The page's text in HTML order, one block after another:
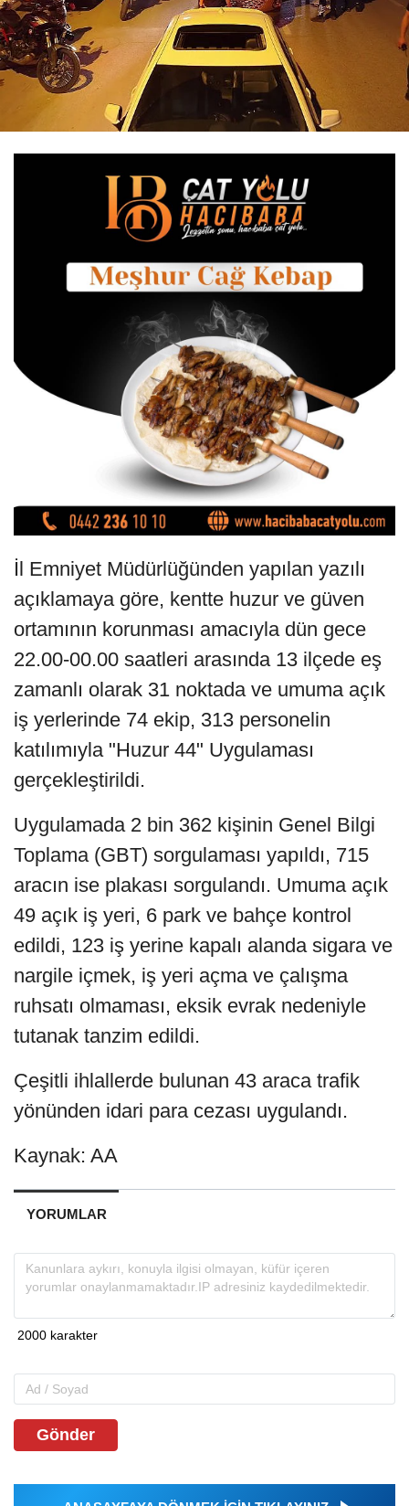
İl Emniyet Müdürlüğünden yapılan yazılı
açıklamaya göre, kentte huzur ve güven
ortamının korunması amacıyla dün gece
22.00-00.00 saatleri arasında 13 ilçede eş
zamanlı olarak 31 noktada ve umuma açık
iş yerlerinde 74 ekip, 313 personelin
katılımıyla "Huzur 44" Uygulaması
gerçekleştirildi.
Uygulamada 2 bin 362 kişinin Genel Bilgi
Toplama (GBT) sorgulaması yapıldı, 715
aracın ise plakası sorgulandı. Umuma açık
49 açık iş yeri, 6 park ve bahçe kontrol
edildi, 123 iş yerine kapalı alanda sigara ve
nargile içmek, iş yeri açma ve çalışma
ruhsatı olmaması, eksik evrak nedeniyle
tutanak tanzim edildi.
Çeşitli ihlallerde bulunan 43 araca trafik
yönünden idari para cezası uygulandı.
Kaynak: AA
YORUMLAR
Gönder